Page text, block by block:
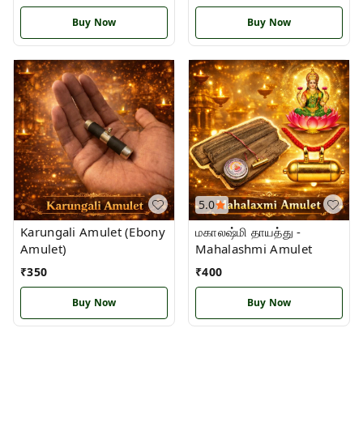
Buy Now Buy Now
Karungali Amulet (Ebony
Amulet)
₹350
Buy Now
5.0
மகாலஷ்மி தாயத்து -
Mahalashmi Amulet
₹400
Buy Now